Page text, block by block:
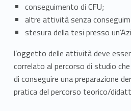
conseguimento di CFU;
altre attività senza
stesura della tesi presso
l’oggetto delle attività deve
correlato al percorso di studio
di conseguire una preparazione
pratica del percorso teorico/